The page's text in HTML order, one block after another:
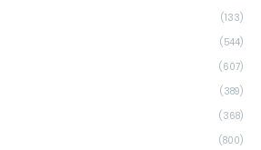
(133)
(544)
(607)
(389)
(368)
(800)